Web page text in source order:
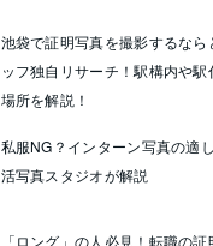
池袋で証明写真を撮影するなら
ッフ独自リサーチ！駅構内や
場所を解説！
私服NG？インターン写真の適
活写真スタジオが解説
「ロング」の人必見！転職の